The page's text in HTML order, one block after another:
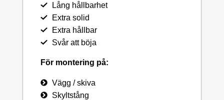
Lång hållbarhet
Extra solid
Extra hållbar
Svår att böja
För montering på:
Vägg / skiva
Skyltstång